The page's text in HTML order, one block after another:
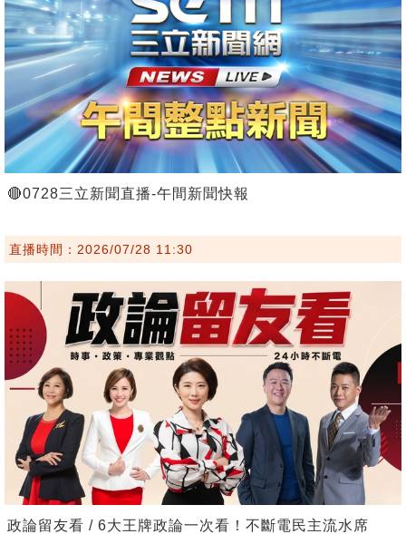
🔴0728三立新聞直播-午間新聞快報
直播時間：2026/07/28 11:30
政論留友看 / 6大王牌政論一次看！不斷電民主流水席